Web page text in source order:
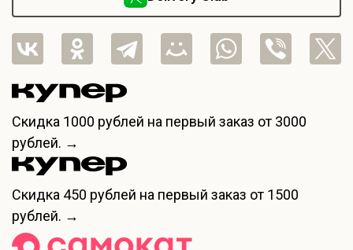
Скидка 1000 рублей на первый заказ от 3000
рублей. →
Скидка 450 рублей на первый заказ от 1500
рублей. →